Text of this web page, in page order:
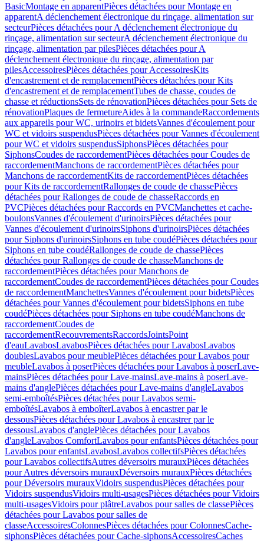
BasicMontage en apparentPièces détachées pour Montage en
apparentA déclenchement électronique du rinçage, alimentation sur
secteurPièces détachées pour A déclenchement électronique du
rinçage, alimentation sur secteurA déclenchement électronique du
rinçage, alimentation par pilesPièces détachées pour A
déclenchement électronique du rinçage, alimentation par
pilesAccessoiresPièces détachées pour AccessoiresKits
d'encastrement et de remplacementPièces détachées pour Kits
d'encastrement et de remplacementTubes de chasse, coudes de
chasse et réductionsSets de rénovationPièces détachées pour Sets de
rénovationPlaques de fermetureAides à la commandeRaccordements
aux appareils pour WC, urinoirs et bidetsVannes d'écoulement pour
WC et vidoirs suspendusPièces détachées pour Vannes d'écoulement
pour WC et vidoirs suspendusSiphonsPièces détachées pour
SiphonsCoudes de raccordementPièces détachées pour Coudes de
raccordementManchons de raccordementPièces détachées pour
Manchons de raccordementKits de raccordementPièces détachées
pour Kits de raccordementRallonges de coude de chassePièces
détachées pour Rallonges de coude de chasseRaccords en
PVCPièces détachées pour Raccords en PVCManchettes et cache-
boulonsVannes d'écoulement d'urinoirsPièces détachées pour
Vannes d'écoulement d'urinoirsSiphons d'urinoirsPièces détachées
pour Siphons d'urinoirsSiphons en tube coudéPièces détachées pour
Siphons en tube coudéRallonges de coude de chassePièces
détachées pour Rallonges de coude de chasseManchons de
raccordementPièces détachées pour Manchons de
raccordementCoudes de raccordementPièces détachées pour Coudes
de raccordementManchettesVannes d'écoulement pour bidetsPièces
détachées pour Vannes d'écoulement pour bidetsSiphons en tube
coudéPièces détachées pour Siphons en tube coudéManchons de
raccordementCoudes de
raccordementRecouvrementsRaccordsJointsPoint
d'eauLavabosLavabosPièces détachées pour LavabosLavabos
doublesLavabos pour meublePièces détachées pour Lavabos pour
meubleLavabos à poserPièces détachées pour Lavabos à poserLave-
mainsPièces détachées pour Lave-mainsLave-mains à poserLave-
mains d'anglePièces détachées pour Lave-mains d'angleLavabos
semi-emboîtésPièces détachées pour Lavabos semi-
emboîtésLavabos à emboîterLavabos à encastrer par le
dessousPièces détachées pour Lavabos à encastrer par le
dessousLavabos d'anglePièces détachées pour Lavabos
d'angleLavabos ComfortLavabos pour enfantsPièces détachées pour
Lavabos pour enfantsLavabosLavabos collectifsPièces détachées
pour Lavabos collectifsAutres déversoirs murauxPièces détachées
pour Autres déversoirs murauxDéversoirs murauxPièces détachées
pour Déversoirs murauxVidoirs suspendusPièces détachées pour
Vidoirs suspendusVidoirs multi-usagesPièces détachées pour Vidoirs
multi-usagesVidoirs pour plâtreLavabos pour salles de classePièces
détachées pour Lavabos pour salles de
classeAccessoiresColonnesPièces détachées pour ColonnesCache-
siphonsPièces détachées pour Cache-siphonsAccessoiresCaches